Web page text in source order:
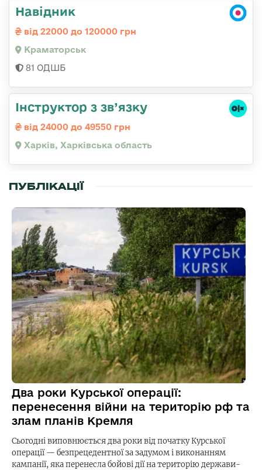
Навідник
від 22000 до 120000 грн
Краматорськ
81 ОДШБ
Інструктор з зв’язку
від 24000 до 49550 грн
Харків, Харківська область
ПУБЛІКАЦІЇ
Два роки Курської операції:
перенесення війни на територію рф та
злам планів Кремля
Сьогодні виповнюється два роки від початку Курської
операції — безпрецедентної за задумом і виконанням
кампанії, яка перенесла бойові дії на територію держави-